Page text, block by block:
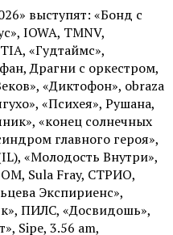
выступят: «Бонд с
IOWA, TMNV,
«Гудтаймс»,
Драгни с оркестром,
«Диктофон», obraza
«Психея», Рушана,
«конец солнечных
главного героя»,
«Молодость Внутри»,
Sula Fray, СТРИО,
Экспириенс»,
ПИЛС, «Досвидошь»,
Sipe, 3.56 am,